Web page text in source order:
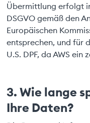
Übermittlung erfolgt
DSGVO gemäß den
Europäischen
entsprechen, und für
U.S. DPF, da AWS
3. Wie lange
Ihre Daten?